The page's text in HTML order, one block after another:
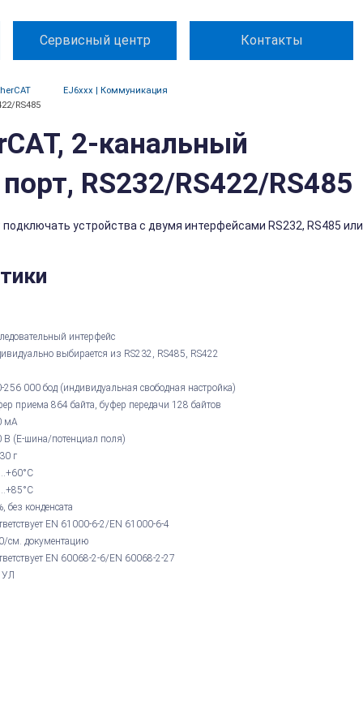
Сервисный центр Контакты
EJ6xxx | Коммуникация
RS485
2-канальный
RS232/RS422/RS485
устройства с двумя интерфейсами RS232, RS485 или
интерфейс
выбирается из RS232, RS485, RS422
256 000 бод (индивидуальная свободная настройка)
приема 864 байта, буфер передачи 128 байтов
мА
В (E-шина/потенциал поля)
г
без конденсата
EN 61000-6-2/EN 61000-6-4
см. документацию
EN 60068-2-6/EN 60068-2-27
УЛ